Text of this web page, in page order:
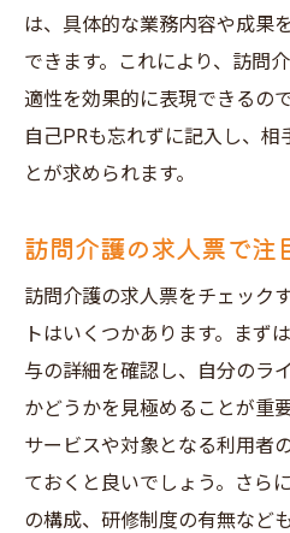
は、具体的な業務内容や成果
できます。これにより、訪問
適性を効果的に表現できるの
自己PRも忘れずに記入し、
とが求められます。
訪問介護の求人票で注
訪問介護の求人票をチェック
トはいくつかあります。まず
与の詳細を確認し、自分のラ
かどうかを見極めることが重
サービスや対象となる利用者
ておくと良いでしょう。さら
の構成、研修制度の有無など